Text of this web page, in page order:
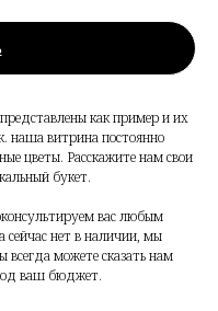
как пример и их
наша витрина постоянно
цветы. Расскажите нам свои
букет.
вас любым
сейчас нет в наличии, мы
можете сказать нам
ваш бюджет.